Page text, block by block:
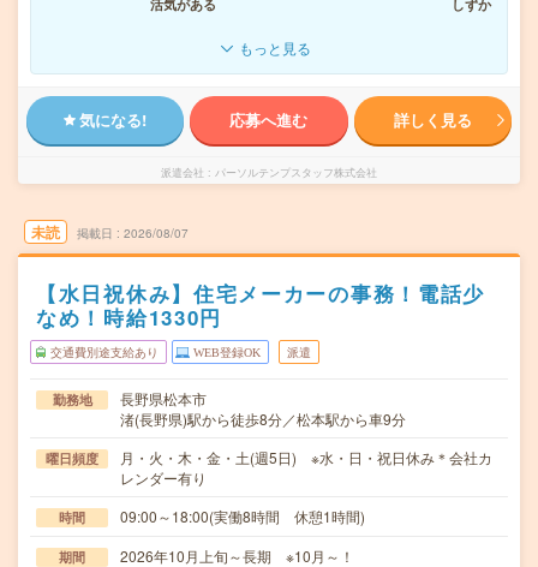
活気がある
しずか
もっと見る
気になる! 応募へ進む 詳しく見る
派遣会社 パーソルテンプスタッフ株式会社
未読 掲載日 2026/08/07
【水日祝休み】住宅メーカーの事務！電話少
なめ！時給1330円
交通費別途支給あり WEB登録OK 派遣
勤務地
長野県松本市
渚(長野県)駅から徒歩8分／松本駅から車9分
曜日頻度
月・火・木・金・土(週5日) ※水・日・祝日休み＊会社カ
レンダー有り
時間 09:00～18:00(実働8時間 休憩1時間)
期間 2026年10月上旬～長期 ※10月～！